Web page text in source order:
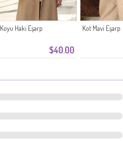
$40.00
Koyu Haki Eşarp Kot Mavi Eşarp